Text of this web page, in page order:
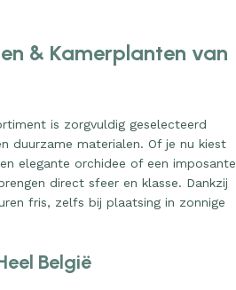
& Kamerplanten van
is zorgvuldig geselecteerd
duurzame materialen. Of je nu kiest
elegante orchidee of een imposante
direct sfeer en klasse. Dankzij
fris, zelfs bij plaatsing in zonnige
België